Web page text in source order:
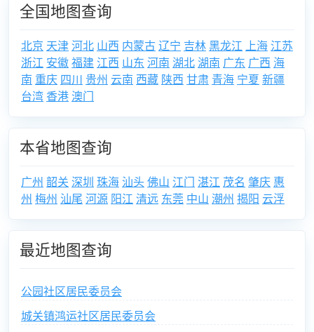
全国地图查询
北京 天津河北 山西 内蒙古辽宁 吉林黑龙江 上海 江苏
浙江 安徽福建 江西 山东 河南 湖北湖南 广东 广西 海
南 重庆 四川 贵州 云南 西藏 陕西 甘肃 青海 宁夏 新疆
台湾 香港 澳门
本省地图查询
广州 韶关 深圳 珠海 汕头佛山 江门 湛江 茂名 肇庆 惠
州 梅州 汕尾 河源 阳江 清远 东莞 中山 潮州 揭阳 云浮
最近地图查询
公园社区居民委员会
城关镇鸿运社区居民委员会